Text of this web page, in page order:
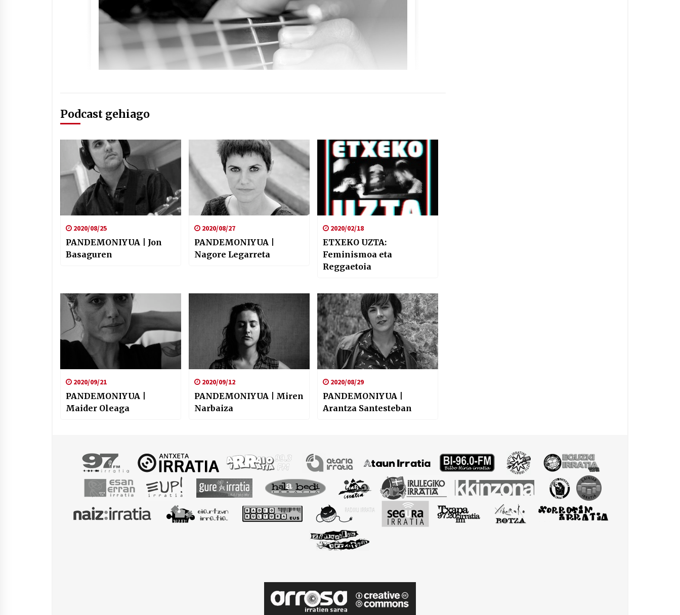
Podcast gehiago
2020/08/25
PANDEMONIYUA | Jon
Basaguren
2020/08/27
PANDEMONIYUA |
Nagore Legarreta
2020/02/18
ETXEKO UZTA:
Feminismoa eta
Reggaetoia
2020/09/21
PANDEMONIYUA |
Maider Oleaga
2020/09/12
PANDEMONIYUA | Miren
Narbaiza
2020/08/29
PANDEMONIYUA |
Arantza Santesteban